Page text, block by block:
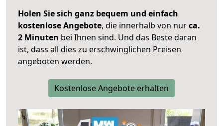
Holen Sie sich ganz bequem und einfach
kostenlose Angebote, die innerhalb von nurca.
2 Minuten bei Ihnen sind. Und das Beste daran
ist, dass all dies zu erschwinglichen Preisen
angeboten werden.
Kostenlose Angebote erhalten